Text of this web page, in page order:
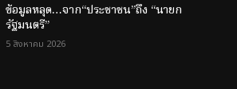
ข้อมูลหลุด…จาก“ประชาชน”ถึง “นายก
รัฐมนตรี”
5 สิงหาคม 2026